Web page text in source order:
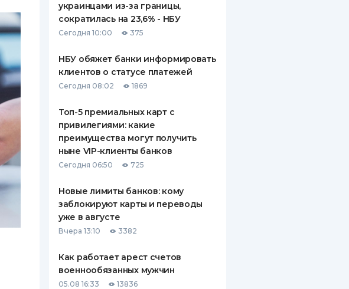
украинцами из-за границы,
сократилась на 23,6% - НБУ
Сегодня 10:00 375
НБУ обяжет банки информировать
клиентов о статусе платежей
Сегодня 08:02 1869
Топ-5 премиальных карт с
привилегиями: какие
преимущества могут получить
ныне VIP-клиенты банков
Сегодня 06:50 725
Новые лимиты банков: кому
заблокируют карты и переводы
уже в августе
Вчера 13:10 3382
Как работает арест счетов
военнообязанных мужчин
05.08 16:33 13836